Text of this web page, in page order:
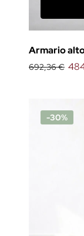
Armario
692,36 €
-30%